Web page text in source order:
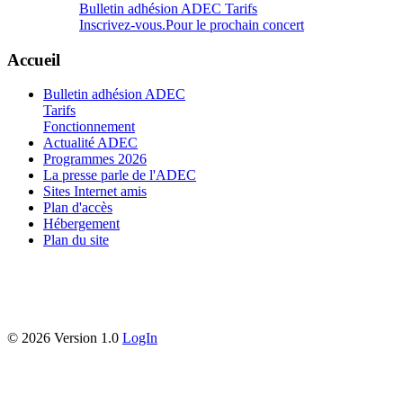
Bulletin adhésion ADEC Tarifs
Inscrivez-vous.Pour le prochain concert
Accueil
Bulletin adhésion ADEC
Tarifs
Fonctionnement
Actualité ADEC
Programmes 2026
La presse parle de l'ADEC
Sites Internet amis
Plan d'accès
Hébergement
Plan du site
© 2026 Version 1.0 LogIn